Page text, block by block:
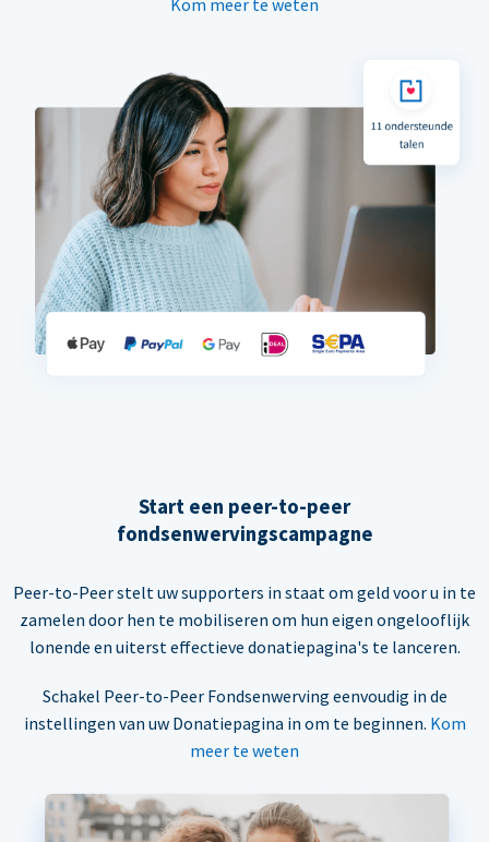
Kom meer te weten
Start een peer-to-peer
fondsenwervingscampagne
Peer-to-Peer stelt uw supporters in staat om geld voor u in te
zamelen door hen te mobiliseren om hun eigen ongelooflijk
lonende en uiterst effectieve donatiepagina's te lanceren.
Schakel Peer-to-Peer Fondsenwerving eenvoudig in de
instellingen van uw Donatiepagina in om te beginnen. Kom
meer te weten